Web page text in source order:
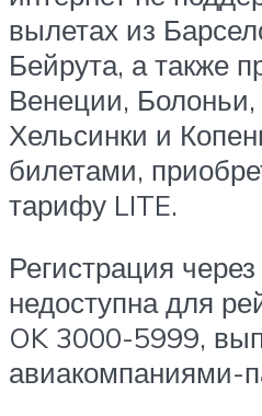
вылетах из
Бейрута, а также
Венеции,
Хельсинки и
билетами,
тарифу LITE.
Регистрация
недоступна для
OK 3000-5999,
авиакомпаниями-